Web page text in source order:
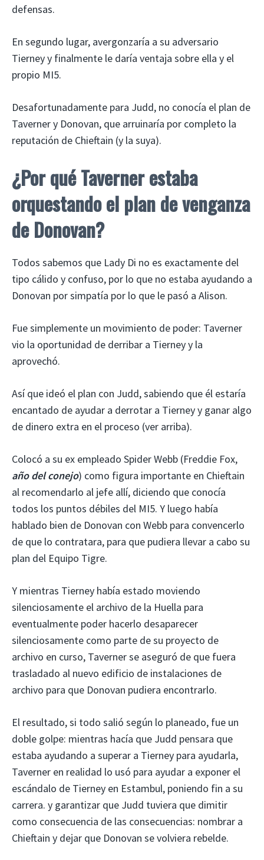
defensas.
En segundo lugar, avergonzaría a su adversario
Tierney y finalmente le daría ventaja sobre ella y el
propio MI5.
Desafortunadamente para Judd, no conocía el plan de
Taverner y Donovan, que arruinaría por completo la
reputación de Chieftain (y la suya).
¿Por qué Taverner estaba
orquestando el plan de venganza
de Donovan?
Todos sabemos que Lady Di no es exactamente del
tipo cálido y confuso, por lo que no estaba ayudando a
Donovan por simpatía por lo que le pasó a Alison.
Fue simplemente un movimiento de poder: Taverner
vio la oportunidad de derribar a Tierney y la
aprovechó.
Así que ideó el plan con Judd, sabiendo que él estaría
encantado de ayudar a derrotar a Tierney y ganar algo
de dinero extra en el proceso (ver arriba).
Colocó a su ex empleado Spider Webb (Freddie Fox,
año del conejo) como figura importante en Chieftain
al recomendarlo al jefe allí, diciendo que conocía
todos los puntos débiles del MI5. Y luego había
hablado bien de Donovan con Webb para convencerlo
de que lo contratara, para que pudiera llevar a cabo su
plan del Equipo Tigre.
Y mientras Tierney había estado moviendo
silenciosamente el archivo de la Huella para
eventualmente poder hacerlo desaparecer
silenciosamente como parte de su proyecto de
archivo en curso, Taverner se aseguró de que fuera
trasladado al nuevo edificio de instalaciones de
archivo para que Donovan pudiera encontrarlo.
El resultado, si todo salió según lo planeado, fue un
doble golpe: mientras hacía que Judd pensara que
estaba ayudando a superar a Tierney para ayudarla,
Taverner en realidad lo usó para ayudar a exponer el
escándalo de Tierney en Estambul, poniendo fin a su
carrera. y garantizar que Judd tuviera que dimitir
como consecuencia de las consecuencias: nombrar a
Chieftain y dejar que Donovan se volviera rebelde.